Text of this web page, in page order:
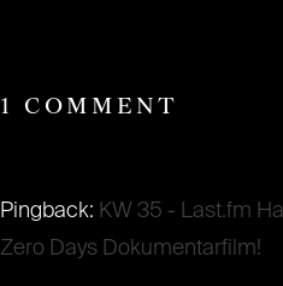
1 COMMENT
Pingback: KW 35 - Last.fm
Zero Days Dokumentarfilm!